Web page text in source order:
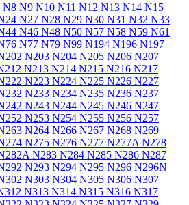
N8 N9 N10 N11 N12 N13 N14 N15
N27 N28 N29 N30 N31 N32 N33
N46 N48 N50 N57 N58 N59 N61
N77 N79 N99 N194 N196 N197
N203 N204 N205 N206 N207
N213 N214 N215 N216 N217
N223 N224 N225 N226 N227
N233 N234 N235 N236 N237
N243 N244 N245 N246 N247
N253 N254 N255 N256 N257
N264 N266 N267 N268 N269
N275 N276 N277 N277A N278
N283 N284 N285 N286 N287
N293 N294 N295 N296 N296N
N303 N304 N305 N306 N307
N313 N314 N315 N316 N317